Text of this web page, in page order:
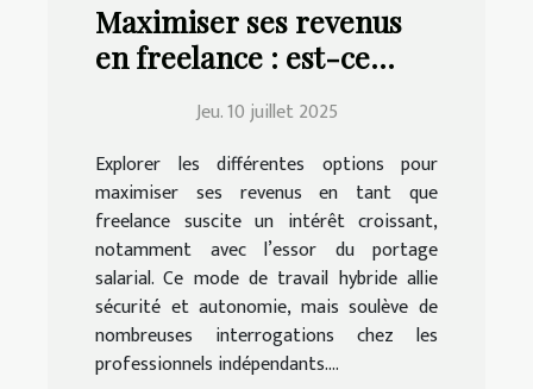
Maximiser ses revenus
en freelance : est-ce
salarial ?Jeu. 10 juillet 2025
Explorer les différentes options pour
maximiser ses revenus en tant que
freelance suscite un intérêt croissant,
notamment avec l’essor du portage
salarial. Ce mode de travail hybride allie
sécurité et autonomie, mais soulève de
nombreuses interrogations chez les
professionnels indépendants....